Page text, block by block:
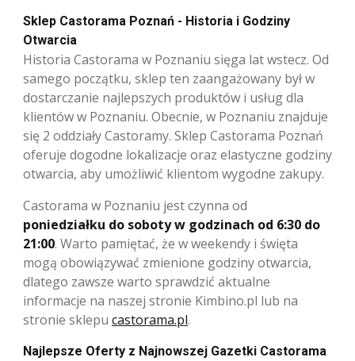
Sklep Castorama Poznań - Historia i Godziny
Otwarcia
Historia Castorama w Poznaniu sięga lat wstecz. Od
samego początku, sklep ten zaangażowany był w
dostarczanie najlepszych produktów i usług dla
klientów w Poznaniu. Obecnie, w Poznaniu znajduje
się 2 oddziały Castoramy. Sklep Castorama Poznań
oferuje dogodne lokalizacje oraz elastyczne godziny
otwarcia, aby umożliwić klientom wygodne zakupy.
Castorama w Poznaniu jest czynna od
poniedziałku do soboty w godzinach od 6:30 do
21:00. Warto pamiętać, że w weekendy i święta
mogą obowiązywać zmienione godziny otwarcia,
dlatego zawsze warto sprawdzić aktualne
informacje na naszej stronie Kimbino.pl lub na
stronie sklepu castorama.pl.
Najlepsze Oferty z Najnowszej Gazetki Castorama